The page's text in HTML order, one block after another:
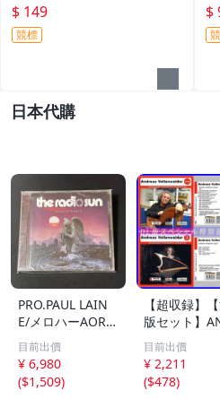
$ 149
競標
$
日本代購
PRO.PAUL LAIN
E/メロハーAOR◆
THE RADIO SUN/
UNSTOPPABLE
目前出價
¥ 6,980
($1,509)
【超収録】
版セット】
EAS
DER
選プレミア音
MP3CD-
目前出價
¥ 2,211
($478)